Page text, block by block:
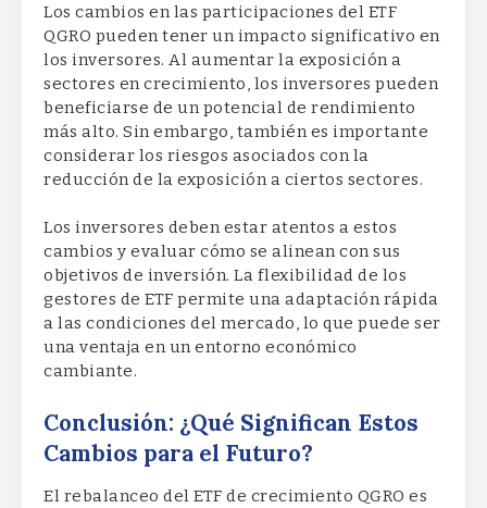
Los cambios en las participaciones del ETF
QGRO pueden tener un impacto significativo en
los inversores. Al aumentar la exposición a
sectores en crecimiento, los inversores pueden
beneficiarse de un potencial de rendimiento
más alto. Sin embargo, también es importante
considerar los riesgos asociados con la
reducción de la exposición a ciertos sectores.
Los inversores deben estar atentos a estos
cambios y evaluar cómo se alinean con sus
objetivos de inversión. La flexibilidad de los
gestores de ETF permite una adaptación rápida
a las condiciones del mercado, lo que puede ser
una ventaja en un entorno económico
cambiante.
Conclusión: ¿Qué Significan Estos
Cambios para el Futuro?
El rebalanceo del ETF de crecimiento QGRO es